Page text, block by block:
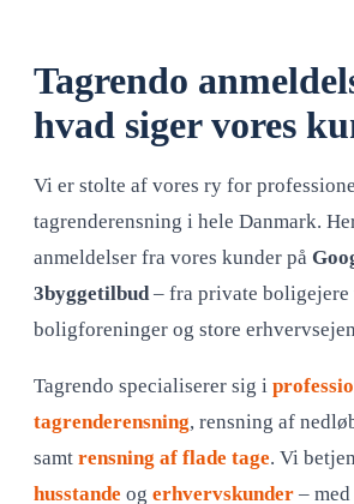
Tagrendo
hvad siger vores
Vi er stolte af vores ry for
tagrenderensning i hele Danmark.
anmeldelser fra vores kunder på
3byggetilbud– fra private
boligforeninger og store
Tagrendo specialiserer sig i
tagrenderensning, rensning af
samt rensning af flade tage. Vi
husstande og erhvervskunder –